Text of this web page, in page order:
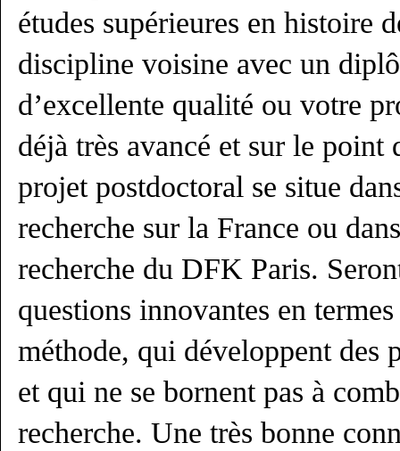
études supérieures en histoire
discipline voisine avec un
d’excellente qualité ou votre
déjà très avancé et sur le point
projet postdoctoral se situe
recherche sur la France ou
recherche du DFK Paris.
questions innovantes en
méthode, qui développent des
et qui ne se bornent pas à
recherche. Une très bonne